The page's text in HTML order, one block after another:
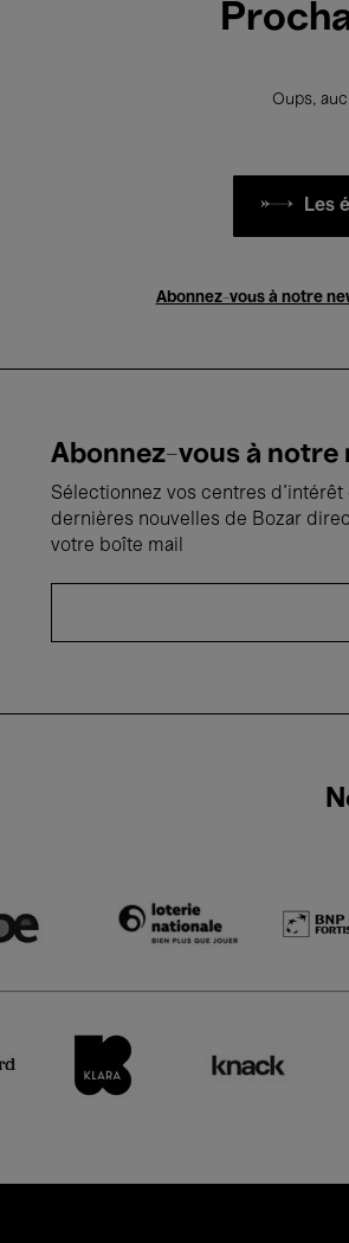
Oups,
Les
Abonnez-vous à notre
Abonnez-vous à notre
Sélectionnez vos centres d'intérêt
dernières nouvelles de Bozar
votre boîte mail